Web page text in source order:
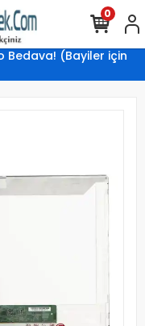
Bedava! (Bayiler için
0